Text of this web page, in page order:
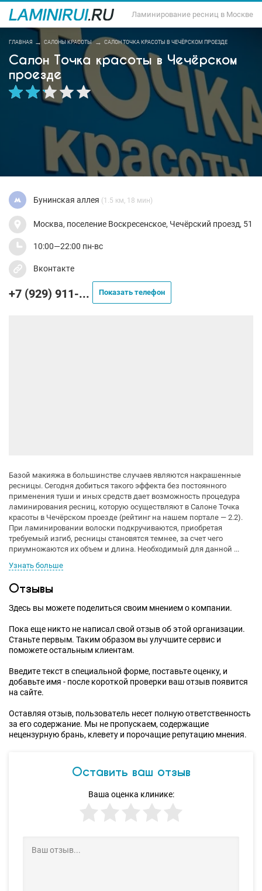
Ламинирование ресниц в Москве
ГЛАВНАЯ САЛОНЫ КРАСОТЫ САЛОН ТОЧКА КРАСОТЫ В ЧЕЧЁРСКОМ ПРОЕЗДЕ
Салон Точка красоты в Чечёрском
проезде
Бунинская аллея (1.5 км, 18 мин)
Москва, поселение Воскресенское, Чечёрский проезд, 51
10:00—22:00 пн-вс
Вконтакте
+7 (929) 911-... Показать телефон
Базой макияжа в большинстве случаев являются накрашенные
ресницы. Сегодня добиться такого эффекта без постоянного
применения туши и иных средств дает возможность процедура
ламинирования ресниц, которую осуществляют в Салоне Точка
красоты в Чечёрском проезде (рейтинг на нашем портале — 2.2).
При ламинировании волоски подкручиваются, приобретая
требуемый изгиб, ресницы становятся темнее, за счет чего
приумножаются их объем и длина. Необходимый для данной ...
Узнать больше
Отзывы
Здесь вы можете поделиться своим мнением о компании.
Пока еще никто не написал свой отзыв об этой организации.
Станьте первым. Таким образом вы улучшите сервис и
поможете остальным клиентам.
Введите текст в специальной форме, поставьте оценку, и
добавьте имя - после короткой проверки ваш отзыв появится
на сайте.
Оставляя отзыв, пользователь несет полную ответственность
за его содержание. Мы не пропускаем, содержащие
нецензурную брань, клевету и порочащие репутацию мнения.
Оставить ваш отзыв
Ваша оценка клинике: